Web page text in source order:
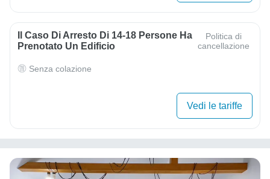
Il Caso Di Arresto Di 14-18 Persone Ha
Prenotato Un Edificio
Politica di
cancellazione
Senza colazione
Vedi le tariffe